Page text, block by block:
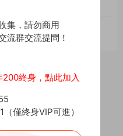
下載 浏覽
集，請勿商用
流群交流提問！
終身，點此加入
僅終身VIP可進）